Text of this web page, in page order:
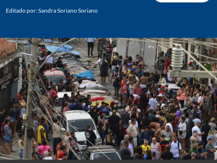
Editado por:Sandra Soriano Soriano